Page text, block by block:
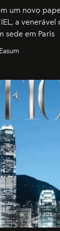
um novo
a venerável
sede em Paris